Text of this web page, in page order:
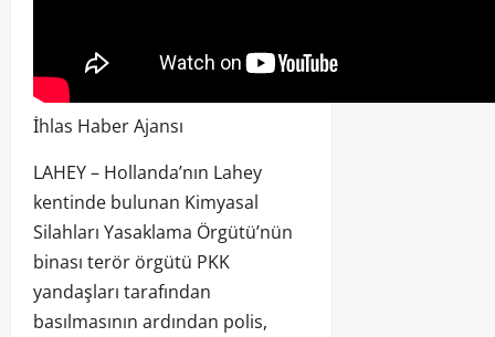
İhlas Haber Ajansı
LAHEY – Hollanda’nın Lahey
kentinde bulunan Kimyasal
Silahları Yasaklama Örgütü’nün
binası terör örgütü PKK
yandaşları tarafından
basılmasının ardından polis,